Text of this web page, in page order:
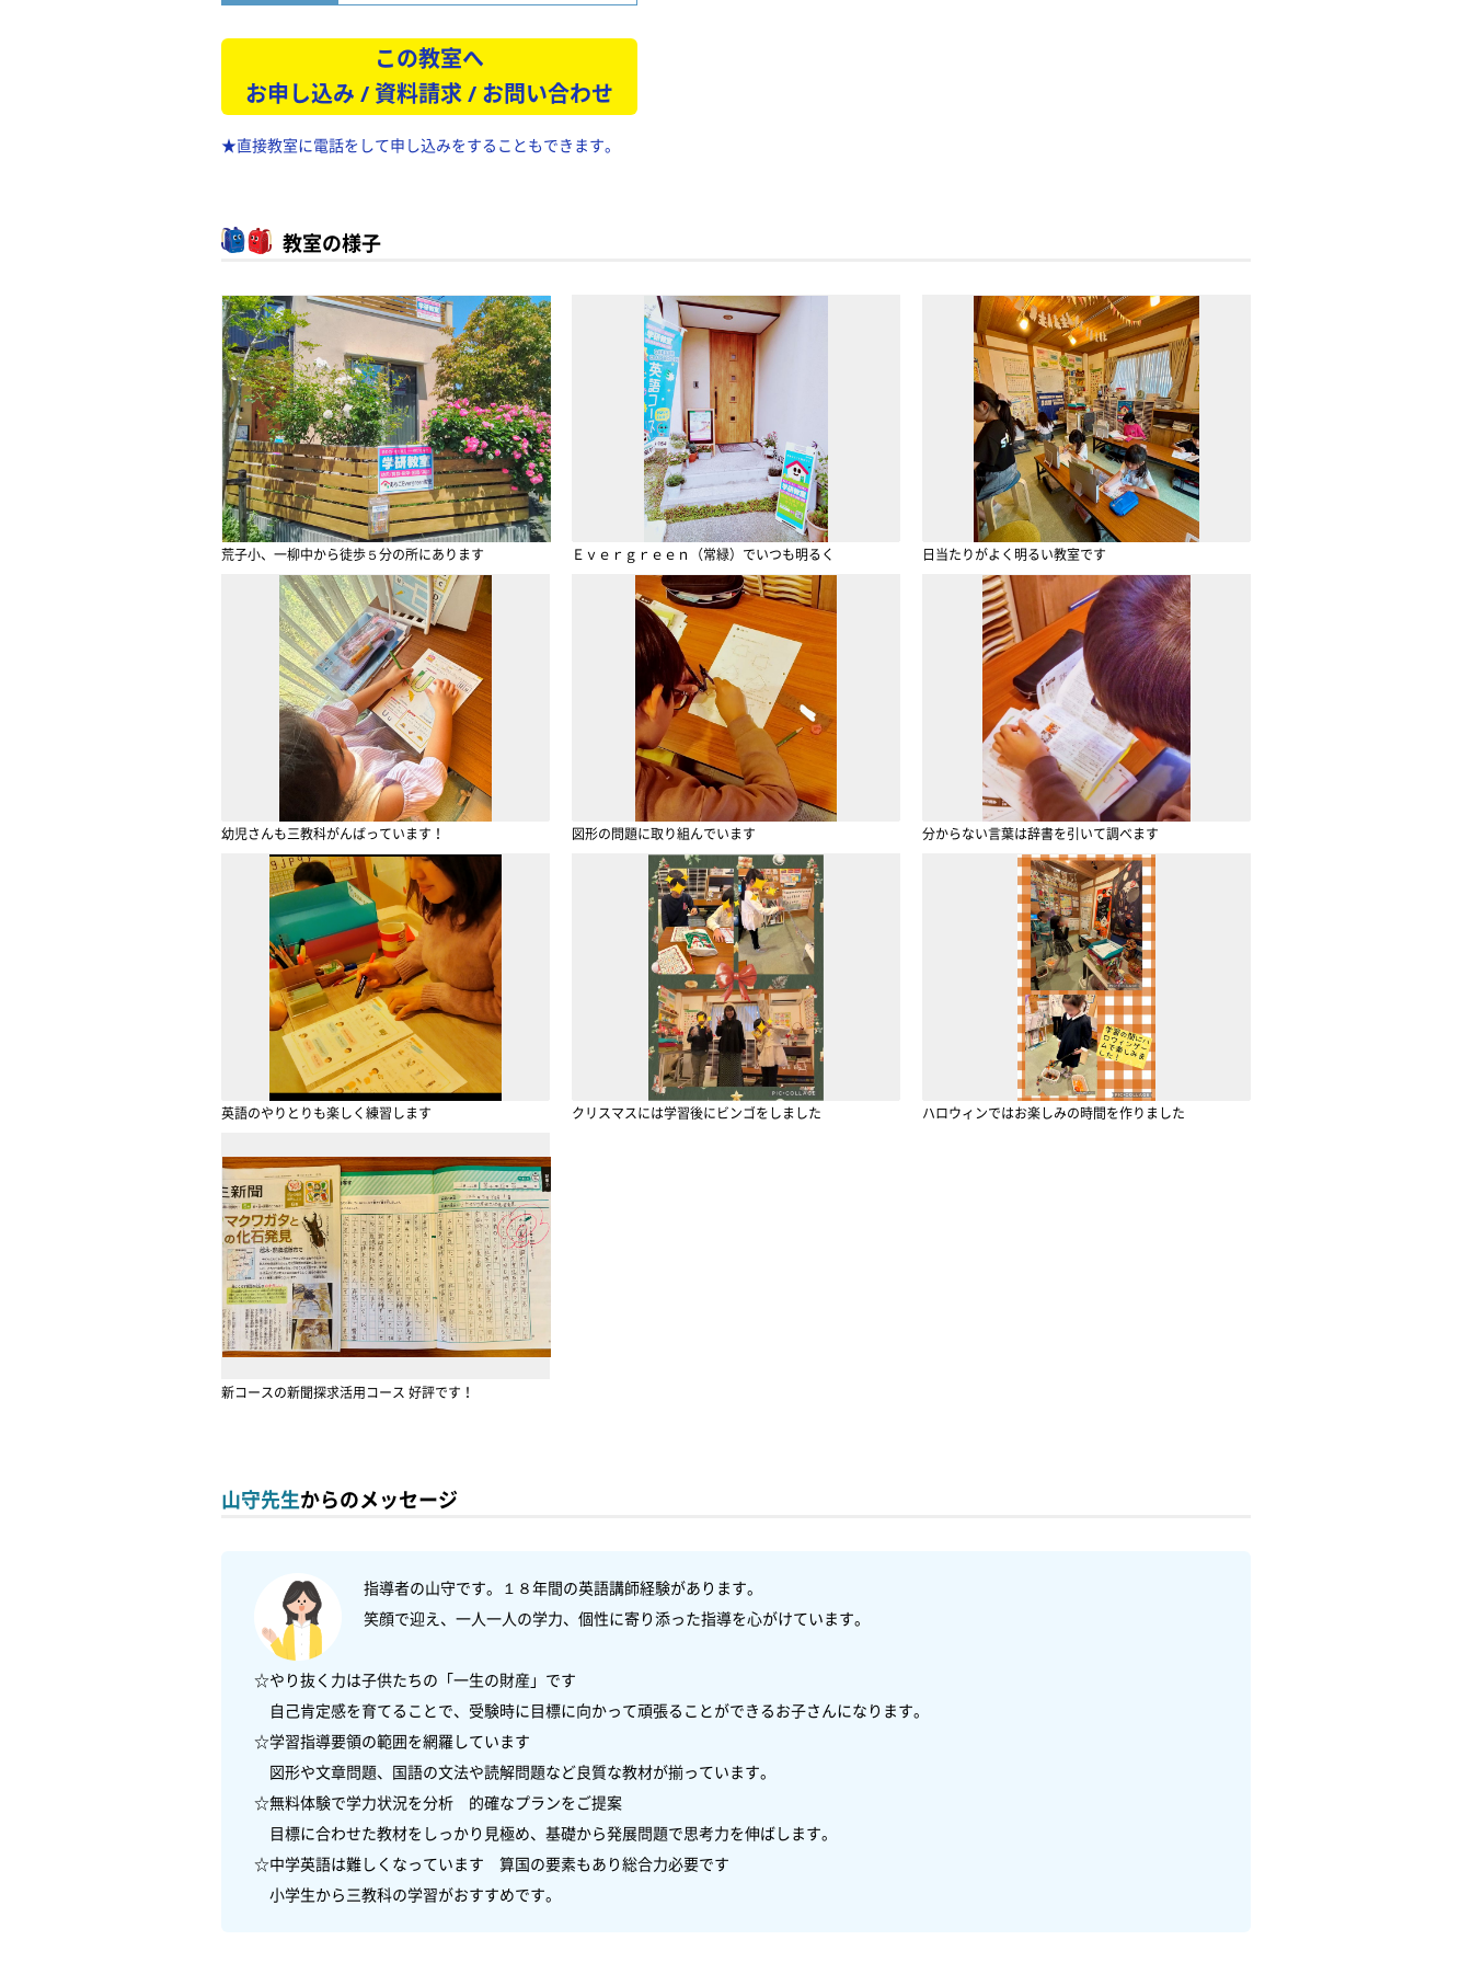
この教室へ
お申し込み / 資料請求 / お問い合わせ
★直接教室に電話をして申し込みをすることもできます。
教室の様子
荒子小、一柳中から徒歩５分の所にあります Ｅｖｅｒｇｒｅｅｎ（常緑）でいつも明るく 日当たりがよく明るい教室です
幼児さんも三教科がんばっています！ 図形の問題に取り組んでいます 分からない言葉は辞書を引いて調べます
英語のやりとりも楽しく練習します クリスマスには学習後にビンゴをしました ハロウィンではお楽しみの時間を作りました
新コースの新聞探求活用コース 好評です！
山守先生からのメッセージ
指導者の山守です。１８年間の英語講師経験があります。
笑顔で迎え、一人一人の学力、個性に寄り添った指導を心がけています。
☆やり抜く力は子供たちの「一生の財産」です
自己肯定感を育てることで、受験時に目標に向かって頑張ることができるお子さんになります。
☆学習指導要領の範囲を網羅しています
図形や文章問題、国語の文法や読解問題など良質な教材が揃っています。
☆無料体験で学力状況を分析　的確なプランをご提案
目標に合わせた教材をしっかり見極め、基礎から発展問題で思考力を伸ばします。
☆中学英語は難しくなっています　算国の要素もあり総合力必要です